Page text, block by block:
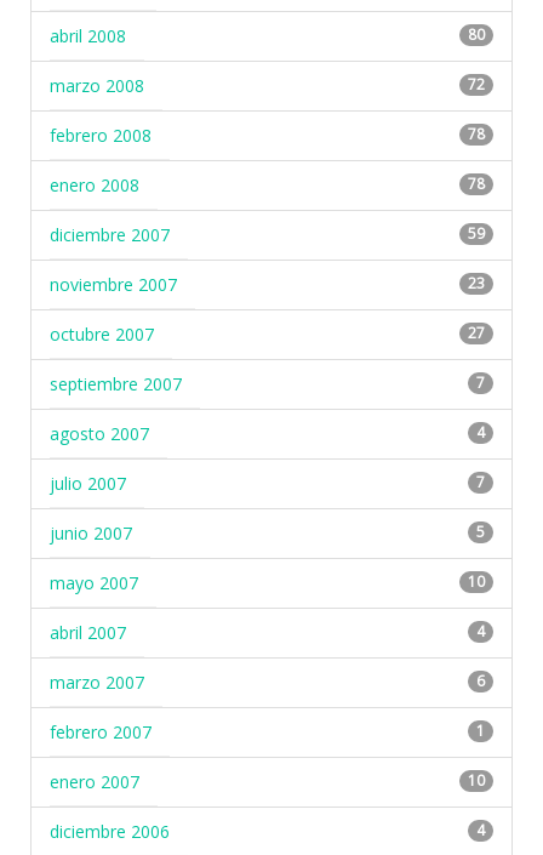
abril 2008 80
marzo 2008 72
febrero 2008 78
enero 2008 78
diciembre 2007 59
noviembre 2007 23
octubre 2007 27
septiembre 2007 7
agosto 2007 4
julio 2007 7
junio 2007 5
mayo 2007 10
abril 2007 4
marzo 2007 6
febrero 2007 1
enero 2007 10
diciembre 2006 4